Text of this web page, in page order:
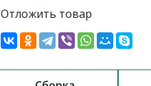
Отложить товар